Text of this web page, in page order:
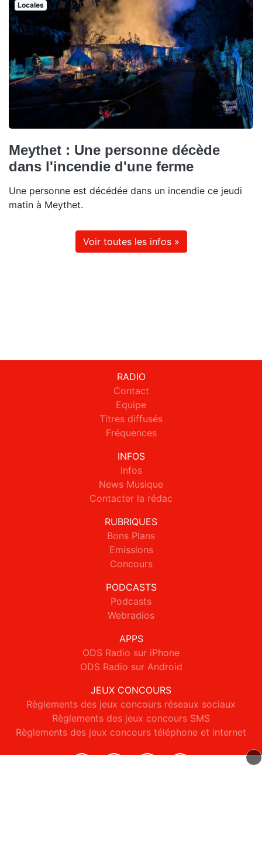
Locales
Meythet : Une personne décède
dans l'incendie d'une ferme
Une personne est décédée dans un incendie ce jeudi
matin à Meythet.
Voir toutes les infos »
RADIO
Contact
Equipe
Titres diffusés
Fréquences
INFOS
Infos
News Musique
Contacter la rédac
RUBRIQUES
Bons Plans
Emissions
Concours
PODCASTS
Podcasts
Webradios
APPS
ODS Radio sur iPhone
ODS Radio sur Android
JEUX CONCOURS
Règlements des jeux concours réseaux sociaux
Règlements des jeux concours SMS
Règlements des jeux concours téléphone et internet